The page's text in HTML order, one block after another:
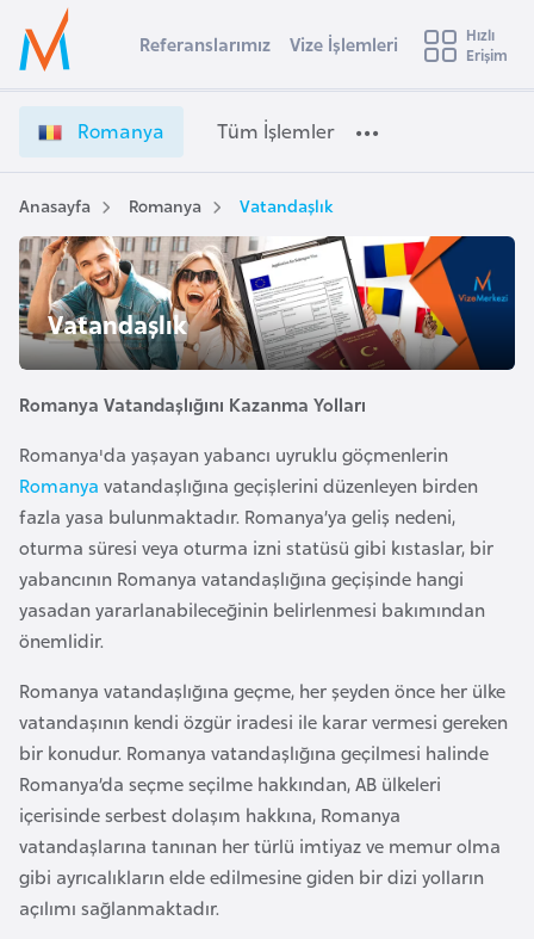
Ülke Seçimi
Başvuru yapmak istediğiniz ülkeyi seçin
Üye
Girişi
o
a
n
a
V
i
z
e
İ
ş
e
m
l
e
r
i
e
i
Referanslarımız Vize İşlemleri
Hızlı
Erişim
Romanya Tüm İşlemler
Anasayfa Romanya Vatandaşlık
Vatandaşlık
Romanya Vatandaşlığını Kazanma Yolları
Romanya'da yaşayan yabancı uyruklu göçmenlerin
Romanya vatandaşlığına geçişlerini düzenleyen birden
fazla yasa bulunmaktadır. Romanya’ya geliş nedeni,
oturma süresi veya oturma izni statüsü gibi kıstaslar, bir
yabancının Romanya vatandaşlığına geçişinde hangi
yasadan yararlanabileceğinin belirlenmesi bakımından
önemlidir.
Romanya vatandaşlığına geçme, her şeyden önce her ülke
vatandaşının kendi özgür iradesi ile karar vermesi gereken
bir konudur. Romanya vatandaşlığına geçilmesi halinde
Romanya’da seçme seçilme hakkından, AB ülkeleri
içerisinde serbest dolaşım hakkına, Romanya
vatandaşlarına tanınan her türlü imtiyaz ve memur olma
gibi ayrıcalıkların elde edilmesine giden bir dizi yolların
açılımı sağlanmaktadır.
s
t
r
a
A
v
u
t
u
r
y
a
A
z
r
b
a
y
c
a
n